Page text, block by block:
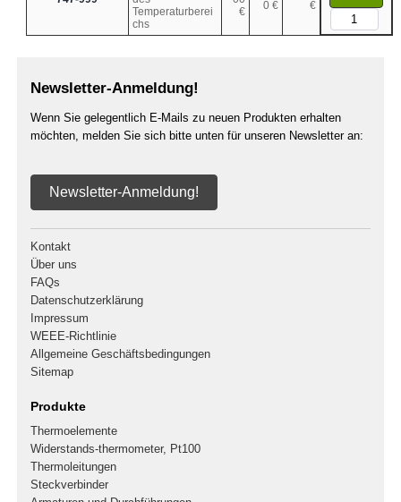
Temperaturberei
chs
€
0 €
€
Newsletter-Anmeldung!
Wenn Sie gelegentlich E-Mails zu neuen Produkten erhalten
möchten, melden Sie sich bitte unten für unseren Newsletter an:
Newsletter-Anmeldung!
Kontakt
Über uns
FAQs
Datenschutzerklärung
Impressum
WEEE-Richtlinie
Allgemeine Geschäftsbedingungen
Sitemap
Produkte
Thermoelemente
Widerstands-thermometer, Pt100
Thermoleitungen
Steckverbinder